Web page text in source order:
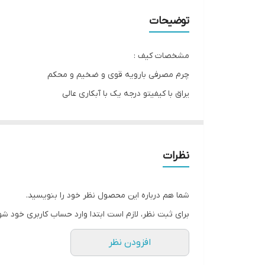
توضیحات
مشخصات کیف :
چرم مصرفی بارویه قوی و ضخیم و محکم
یراق با کیفیتو درجه یک با آبکاری عالی
چوب سه میل درجه یک تایلندی
آسترپارچه ای درجه یک
نظرات
شما هم درباره این محصول نظر خود را بنویسید.
برای ثبت نظر، لازم است ابتدا وارد حساب کاربری خود
افزودن نظر